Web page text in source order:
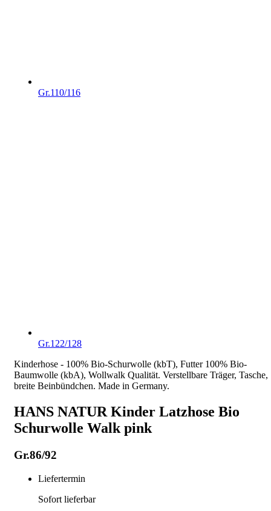
Gr.110/116
Gr.122/128
Kinderhose - 100% Bio-Schurwolle (kbT), Futter 100% Bio-
Baumwolle (kbA), Wollwalk Qualität. Verstellbare Träger, Tasche,
breite Beinbündchen. Made in Germany.
HANS NATUR Kinder Latzhose Bio
Schurwolle Walk pink
Gr.86/92
Liefertermin
Sofort lieferbar